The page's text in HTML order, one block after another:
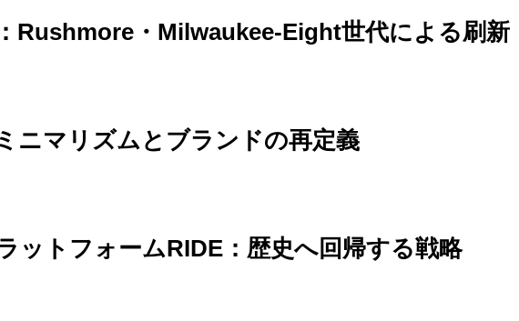
Rushmore・Milwaukee-Eight世代による刷新
ニマリズムとブランドの再定義
ットフォームRIDE：歴史へ回帰する戦略